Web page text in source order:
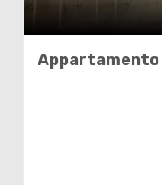
Appartamento